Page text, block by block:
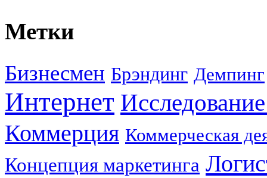
Метки
Бизнесмен Брэндинг Демпинг
Интернет
Коммерция Коммерческая
Концепция маркетинга